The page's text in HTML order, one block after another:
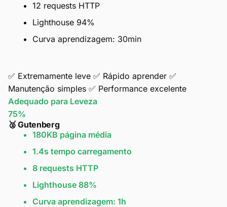
12 requests HTTP
Lighthouse 94%
Curva aprendizagem: 30min
✅ Extremamente leve ✅ Rápido aprender ✅
Manutenção simples ✅ Performance excelente
Adequado para Leveza
75%
🥈 Gutenberg
180KB página média
1.4s tempo carregamento
8 requests HTTP
Lighthouse 88%
Curva aprendizagem: 1h